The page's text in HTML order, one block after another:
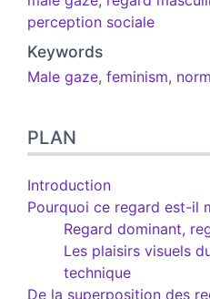
perception sociale
Keywords
Male gaze, feminism, norm
PLAN
Introduction
Pourquoi ce regard est-il
Regard dominant,
Les plaisirs visuels
technique
De la superposition des